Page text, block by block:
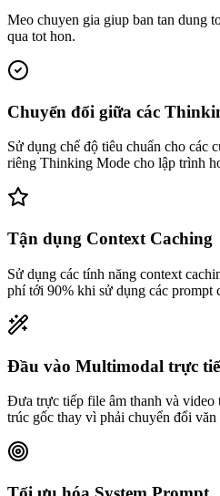
Meo chuyen gia giup ban tan dung
qua tot hon.
Chuyển đổi giữa các
Sử dụng chế độ tiêu chuẩn cho các
riêng Thinking Mode cho lập trình
Tận dụng Context Caching
Sử dụng các tính năng context
phí tới 90% khi sử dụng các prompt
Đầu vào Multimodal trực
Đưa trực tiếp file âm thanh và video
trúc gốc thay vì phải chuyển đổi văn